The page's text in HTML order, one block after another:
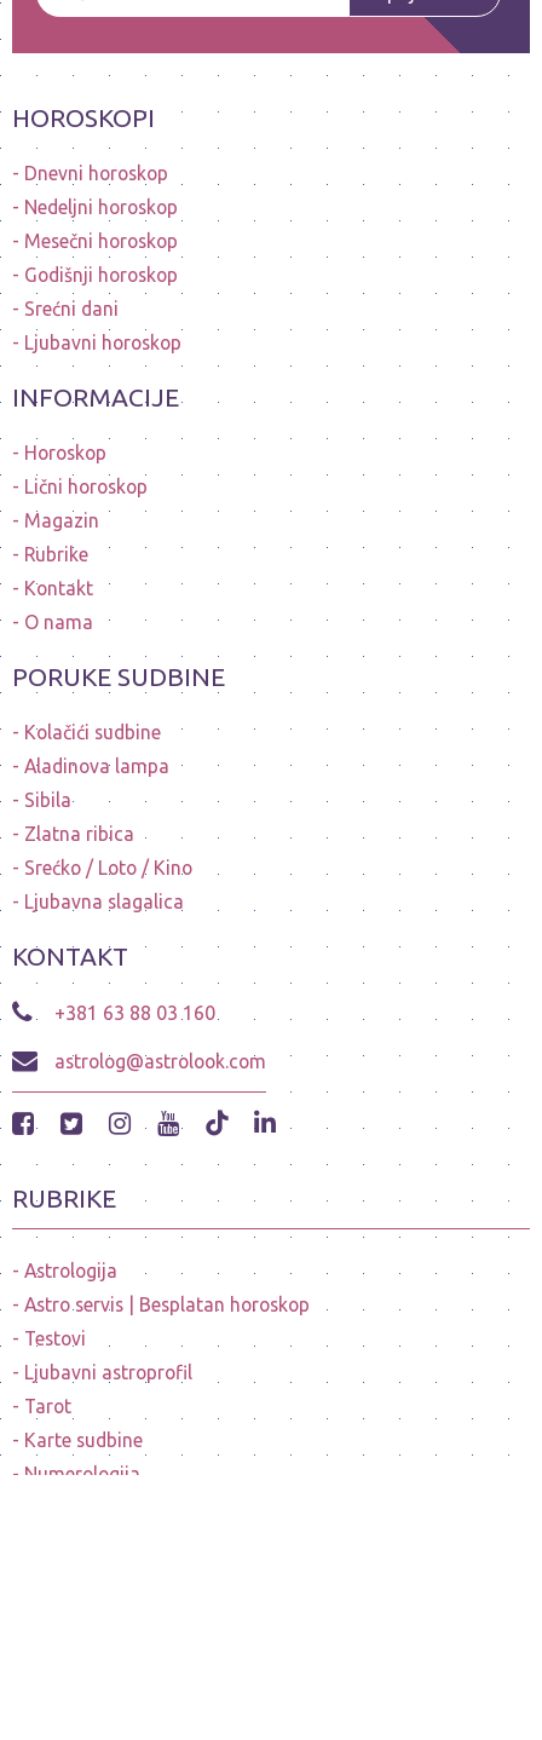
HOROSKOPI
Dnevni horoskop
Nedeljni horoskop
Mesečni horoskop
Godišnji horoskop
Srećni dani
Ljubavni horoskop
INFORMACIJE
Horoskop
Lični horoskop
Magazin
Rubrike
Kontakt
O nama
PORUKE SUDBINE
Kolačići sudbine
Aladinova lampa
Sibila
Zlatna ribica
Srećko / Loto / Kino
Ljubavna slagalica
KONTAKT
+381 63 88 03 160
astrolog@astrolook.com
RUBRIKE
Astrologija
Astro servis | Besplatan horoskop
Testovi
Ljubavni astroprofil
Tarot
Karte sudbine
Numerologija